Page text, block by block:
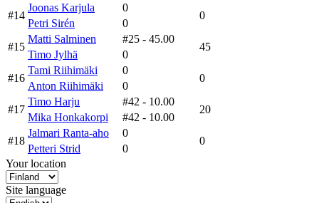
#14
Joonas Karjula 0
0
Petri Sirén
0
#15
Matti Salminen #25 - 45.00
45
Timo Jylhä
0
#16
Tami Riihimäki 0
0
Anton Riihimäki
0
#17
Timo Harju #42 - 10.00
20
Mika Honkakorpi #42 - 10.00
#18
Jalmari Ranta-aho 0
0
Petteri Strid
0
Your location
Site language